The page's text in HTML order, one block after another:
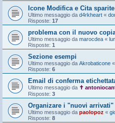
Icone Modifica e Cita sparite
Ultimo messaggio da d4rkheart «
Risposte: 17
problema con il nuovo
Ultimo messaggio da marocdea «
Risposte: 1
Sezione esempi
Ultimo messaggio da Akrobaticone «
Risposte: 6
Email di conferma
Ultimo messaggio da ✝
Risposte: 3
Organizare i "nuovi arrivati"
Ultimo messaggio da paolopoz «
Risposte: 8